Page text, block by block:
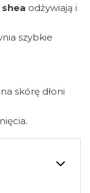
shea odżywiają i
szybkie
skórę dłoni